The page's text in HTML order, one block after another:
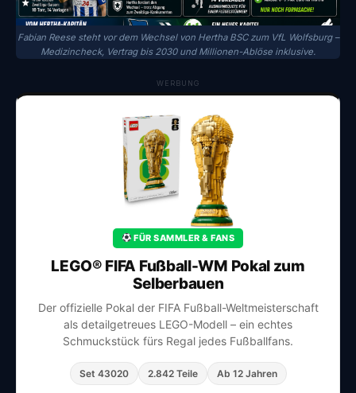
Fabian Reese steht vor dem Wechsel von Hertha BSC zum VfL Wolfsburg –
Medizincheck, Vertrag bis 2030 und Millionen-Ablöse inklusive.
WERBUNG
FÜR SAMMLER & FANS
LEGO® FIFA Fußball-WM Pokal zum
Selberbauen
Der offizielle Pokal der FIFA Fußball-Weltmeisterschaft
als detailgetreues LEGO-Modell – ein echtes
Schmuckstück fürs Regal jedes Fußballfans.
Set 43020 2.842 Teile Ab 12 Jahren